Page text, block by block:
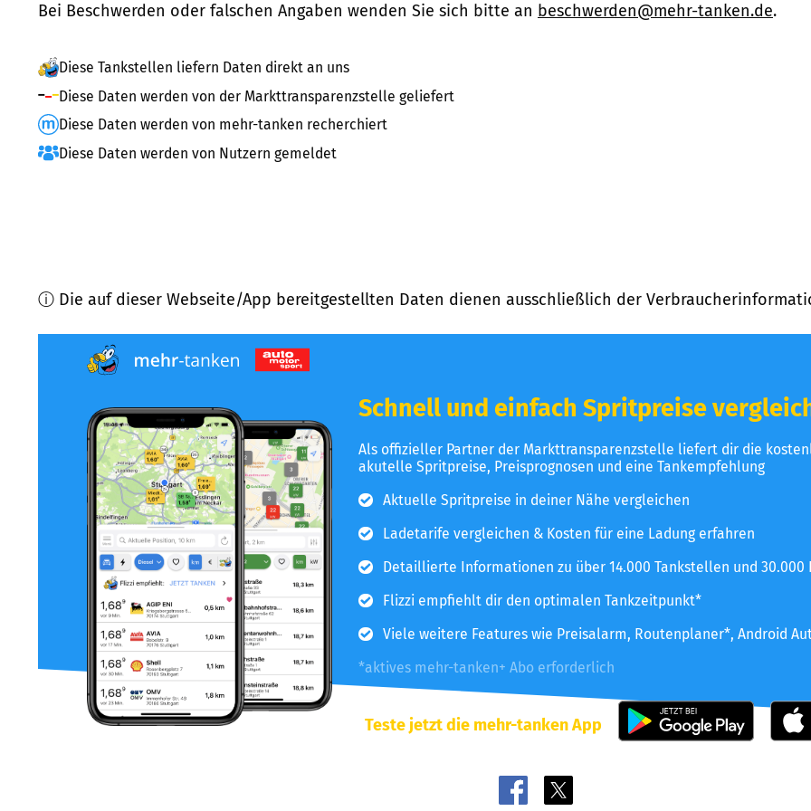
Bei Beschwerden oder falschen Angaben wenden Sie sich bitte an beschwerden@mehr-tanken.de.
Diese Tankstellen liefern Daten direkt an uns
Diese Daten werden von der Markttransparenzstelle geliefert
Diese Daten werden von mehr-tanken recherchiert
Diese Daten werden von Nutzern gemeldet
ⓘ Die auf dieser Webseite/App bereitgestellten Daten dienen ausschließlich der
Schnell und einfach Spritpreise
Als offizieller Partner der Markttransparenzstelle liefert dir die
akutelle Spritpreise, Preisprognosen und eine Tankempfehlung
Aktuelle Spritpreise in deiner Nähe vergleichen
Ladetarife vergleichen & Kosten für eine Ladung erfahren
Detaillierte Informationen zu über 14.000 Tankstellen und 30.000
Flizzi empfiehlt dir den optimalen Tankzeitpunkt*
Viele weitere Features wie Preisalarm, Routenplaner*, Android
*aktives mehr-tanken+ Abo erforderlich
Teste jetzt die mehr-tanken App